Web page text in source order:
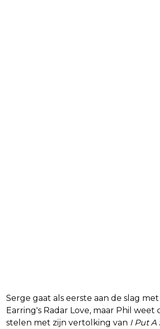
Serge gaat als eerste aan de slag
Earring's Radar Love, maar Phil weet
stelen met zijn vertolking van I Put A